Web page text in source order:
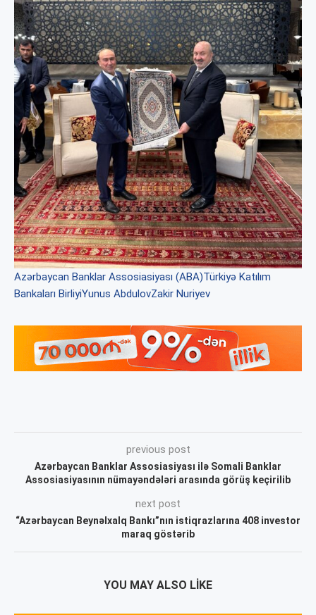
Azərbaycan Banklar Assosiasiyası (ABA)Türkiyə Katılım
Bankaları BirliyiYunus AbdulovZakir Nuriyev
previous post
Azərbaycan Banklar Assosiasiyası ilə Somali Banklar
Assosiasiyasının nümayəndələri arasında görüş keçirilib
next post
“Azərbaycan Beynəlxalq Bankı”nın istiqrazlarına 408 investor
maraq göstərib
YOU MAY ALSO LIKE